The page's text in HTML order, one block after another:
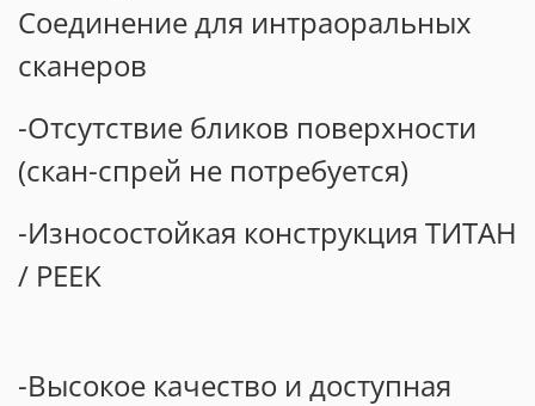
Соединение для интраоральных
сканеров
-Отсутствие бликов поверхности
(скан-спрей не потребуется)
-Износостойкая конструкция ТИТАН
/ PEEK
-Высокое качество и доступная